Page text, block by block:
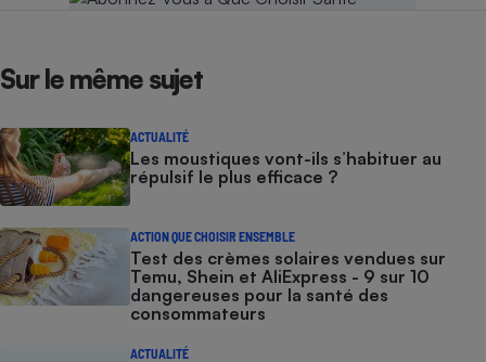
Sur le même sujet
ACTUALITÉ
Les moustiques vont-ils s’habituer au
répulsif le plus efficace ?
ACTION QUE CHOISIR ENSEMBLE
Test des crèmes solaires vendues sur
Temu, Shein et AliExpress - 9 sur 10
dangereuses pour la santé des
consommateurs
ACTUALITÉ